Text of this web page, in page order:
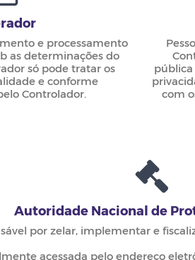
e processamento
as determinações do
só pode tratar os
e conforme
Controlador.
com
Autoridade Nacional de
por zelar, implementar e
acessada pelo endereço